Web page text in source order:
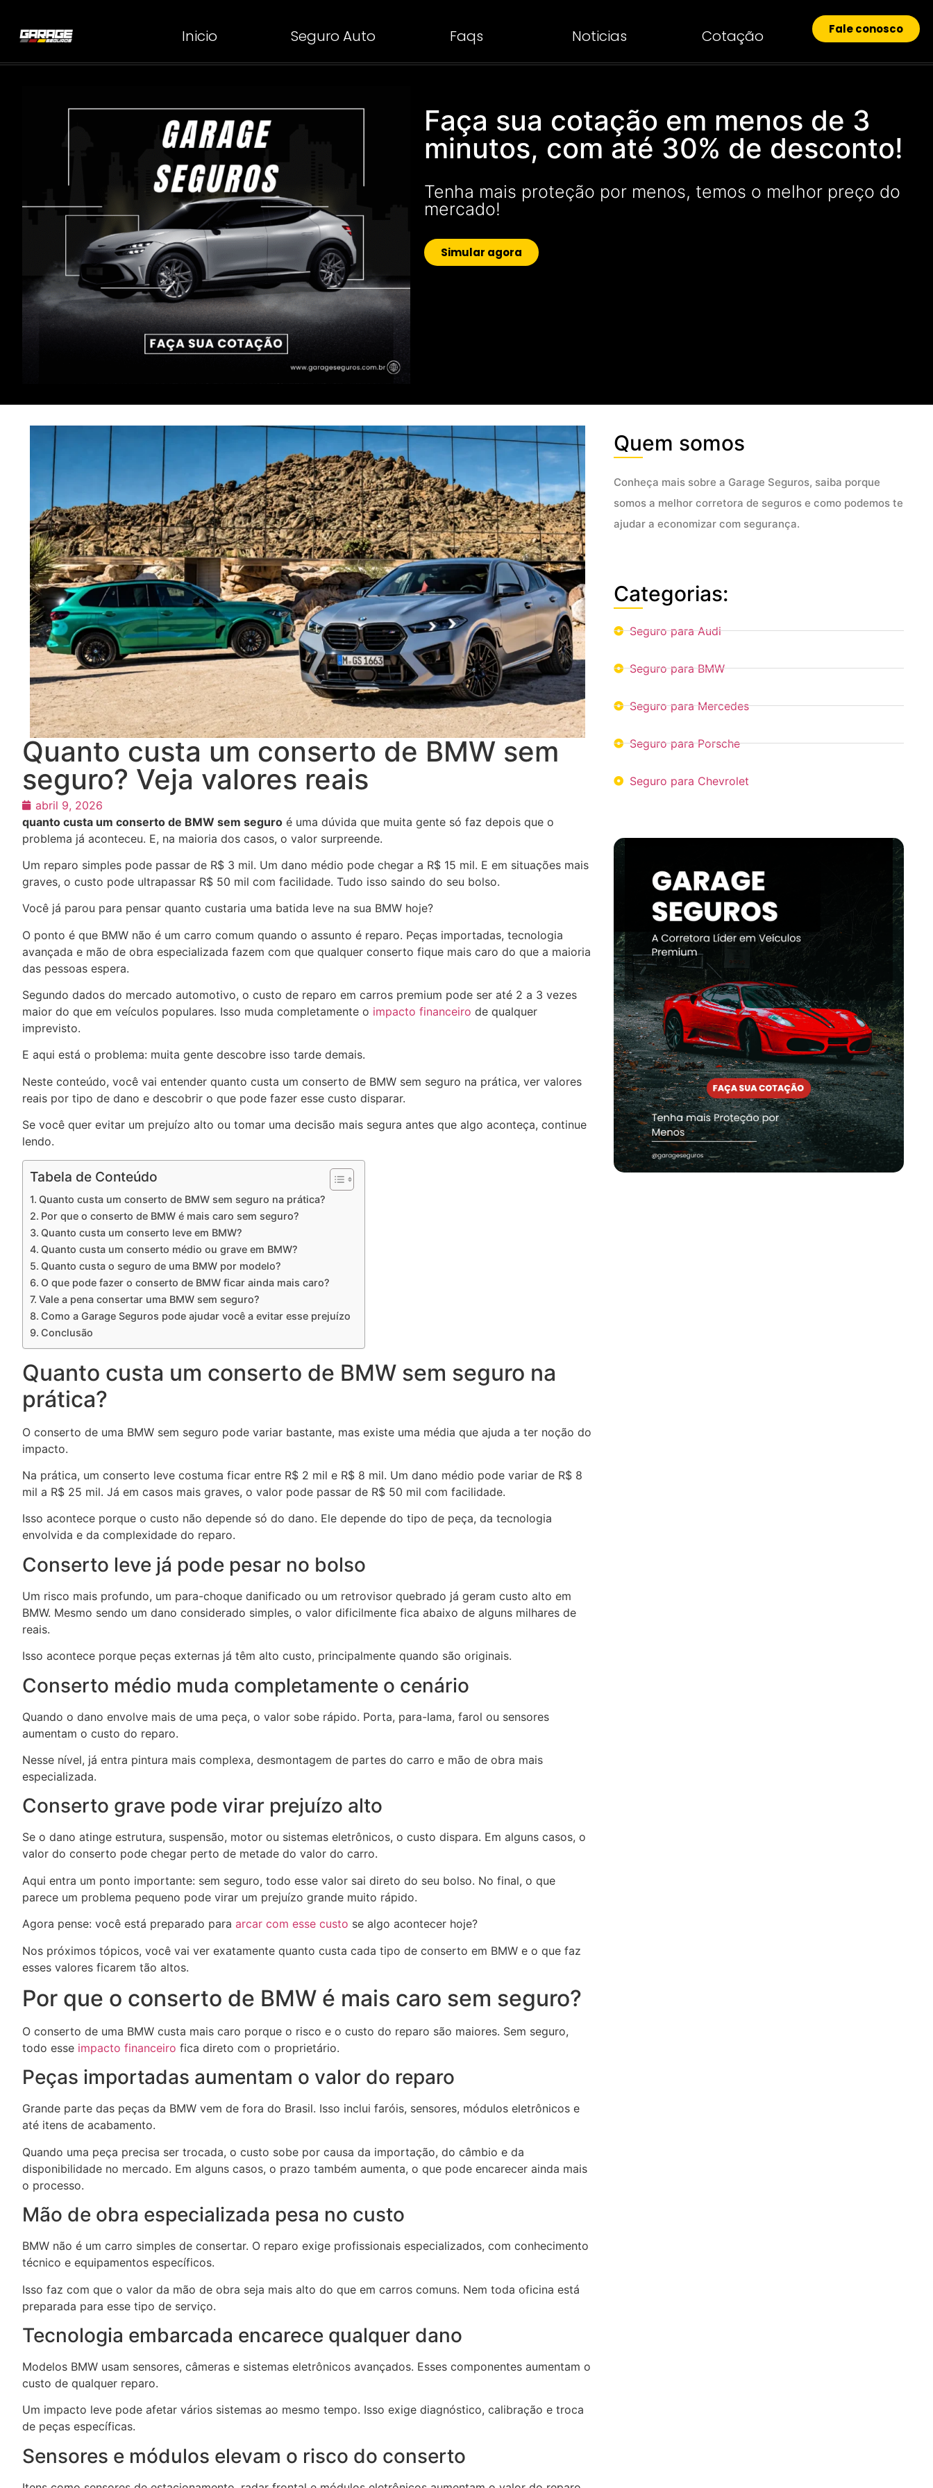
Inicio Seguro Auto Faqs Noticias Cotação Fale conosco
Faça sua cotação em menos de 3
minutos, com até 30% de desconto!
Tenha mais proteção por menos, temos o melhor preço do
mercado!
Simular agora
Quanto custa um conserto de BMW sem
seguro? Veja valores reais
abril 9, 2026
quanto custa um conserto de BMW sem seguro é uma dúvida que muita gente só faz depois que o
problema já aconteceu. E, na maioria dos casos, o valor surpreende.
Um reparo simples pode passar de R$ 3 mil. Um dano médio pode chegar a R$ 15 mil. E em situações mais
graves, o custo pode ultrapassar R$ 50 mil com facilidade. Tudo isso saindo do seu bolso.
Você já parou para pensar quanto custaria uma batida leve na sua BMW hoje?
O ponto é que BMW não é um carro comum quando o assunto é reparo. Peças importadas, tecnologia
avançada e mão de obra especializada fazem com que qualquer conserto fique mais caro do que a maioria
das pessoas espera.
Segundo dados do mercado automotivo, o custo de reparo em carros premium pode ser até 2 a 3 vezes
maior do que em veículos populares. Isso muda completamente o impacto financeiro de qualquer
imprevisto.
E aqui está o problema: muita gente descobre isso tarde demais.
Neste conteúdo, você vai entender quanto custa um conserto de BMW sem seguro na prática, ver valores
reais por tipo de dano e descobrir o que pode fazer esse custo disparar.
Se você quer evitar um prejuízo alto ou tomar uma decisão mais segura antes que algo aconteça, continue
lendo.
Tabela de Conteúdo
Quanto custa um conserto de BMW sem seguro na prática?
Por que o conserto de BMW é mais caro sem seguro?
Quanto custa um conserto leve em BMW?
Quanto custa um conserto médio ou grave em BMW?
Quanto custa o seguro de uma BMW por modelo?
O que pode fazer o conserto de BMW ficar ainda mais caro?
Vale a pena consertar uma BMW sem seguro?
Como a Garage Seguros pode ajudar você a evitar esse prejuízo
Conclusão
Quanto custa um conserto de BMW sem seguro na
prática?
O conserto de uma BMW sem seguro pode variar bastante, mas existe uma média que ajuda a ter noção do
impacto.
Na prática, um conserto leve costuma ficar entre R$ 2 mil e R$ 8 mil. Um dano médio pode variar de R$ 8
mil a R$ 25 mil. Já em casos mais graves, o valor pode passar de R$ 50 mil com facilidade.
Isso acontece porque o custo não depende só do dano. Ele depende do tipo de peça, da tecnologia
envolvida e da complexidade do reparo.
Conserto leve já pode pesar no bolso
Um risco mais profundo, um para-choque danificado ou um retrovisor quebrado já geram custo alto em
BMW. Mesmo sendo um dano considerado simples, o valor dificilmente fica abaixo de alguns milhares de
reais.
Isso acontece porque peças externas já têm alto custo, principalmente quando são originais.
Conserto médio muda completamente o cenário
Quando o dano envolve mais de uma peça, o valor sobe rápido. Porta, para-lama, farol ou sensores
aumentam o custo do reparo.
Nesse nível, já entra pintura mais complexa, desmontagem de partes do carro e mão de obra mais
especializada.
Conserto grave pode virar prejuízo alto
Se o dano atinge estrutura, suspensão, motor ou sistemas eletrônicos, o custo dispara. Em alguns casos, o
valor do conserto pode chegar perto de metade do valor do carro.
Aqui entra um ponto importante: sem seguro, todo esse valor sai direto do seu bolso. No final, o que
parece um problema pequeno pode virar um prejuízo grande muito rápido.
Agora pense: você está preparado para arcar com esse custo se algo acontecer hoje?
Nos próximos tópicos, você vai ver exatamente quanto custa cada tipo de conserto em BMW e o que faz
esses valores ficarem tão altos.
Por que o conserto de BMW é mais caro sem seguro?
O conserto de uma BMW custa mais caro porque o risco e o custo do reparo são maiores. Sem seguro,
todo esse impacto financeiro fica direto com o proprietário.
Peças importadas aumentam o valor do reparo
Grande parte das peças da BMW vem de fora do Brasil. Isso inclui faróis, sensores, módulos eletrônicos e
até itens de acabamento.
Quando uma peça precisa ser trocada, o custo sobe por causa da importação, do câmbio e da
disponibilidade no mercado. Em alguns casos, o prazo também aumenta, o que pode encarecer ainda mais
o processo.
Mão de obra especializada pesa no custo
BMW não é um carro simples de consertar. O reparo exige profissionais especializados, com conhecimento
técnico e equipamentos específicos.
Isso faz com que o valor da mão de obra seja mais alto do que em carros comuns. Nem toda oficina está
preparada para esse tipo de serviço.
Tecnologia embarcada encarece qualquer dano
Modelos BMW usam sensores, câmeras e sistemas eletrônicos avançados. Esses componentes aumentam o
custo de qualquer reparo.
Um impacto leve pode afetar vários sistemas ao mesmo tempo. Isso exige diagnóstico, calibração e troca
de peças específicas.
Sensores e módulos elevam o risco do conserto
Quem somos
Conheça mais sobre a Garage Seguros, saiba porque
somos a melhor corretora de seguros e como podemos te
ajudar a economizar com segurança.
Categorias:
Seguro para Audi
Seguro para BMW
Seguro para Mercedes
Seguro para Porsche
Seguro para Chevrolet